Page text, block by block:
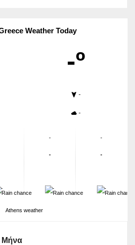
Weather Today
-º
-
-
-
-
-
-
-
-
-
Athens weather
Μήνα